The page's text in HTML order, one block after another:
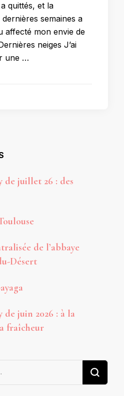
quittés, et la
semaines a
affecté mon envie de
neiges J’ai
une …
de juillet 26 : des
de l’abbaye
Désert
de juin 2026 : à la
fraîcheur